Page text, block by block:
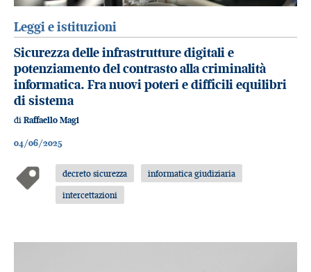
Leggi e istituzioni
Sicurezza delle infrastrutture digitali e
potenziamento del contrasto alla criminalità
informatica. Fra nuovi poteri e difficili equilibri
di sistema
di Raffaello Magi
04/06/2025
decreto sicurezza
informatica giudiziaria
intercettazioni